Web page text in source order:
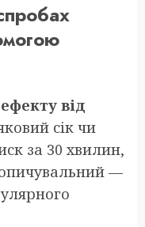
від
сік чи
за 30 хвилин,
—